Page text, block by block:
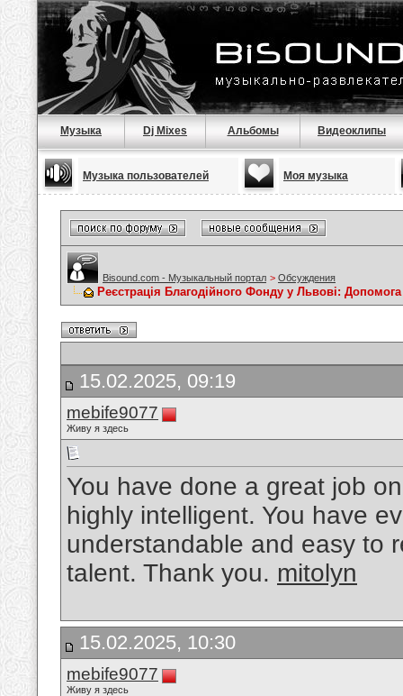
Музыка Dj Mixes Альбомы Видеоклипы
Музыка пользователей Моя музыка
Bisound.com - Музыкальный портал > Обсуждения
Реєстрація Благодійного Фонду у Львові: Допомога
15.02.2025, 09:19
mebife9077
Живу я здесь
You have done a great job
highly intelligent. You have
understandable and easy to
talent. Thank you. mitolyn
15.02.2025, 10:30
mebife9077
Живу я здесь